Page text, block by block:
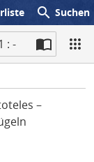
search Suchen
1 : -
–